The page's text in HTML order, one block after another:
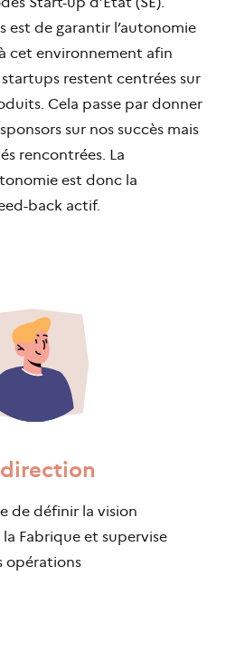
est de garantir l’autonomie
cet environnement afin
restent centrées sur
Cela passe par donner
sur nos succès mais
rencontrées. La
est donc la
back actif.
de définir la vision
Fabrique et supervise
opérations